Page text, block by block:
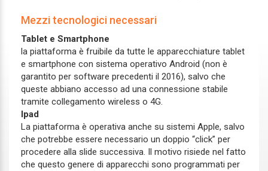
Mezzi tecnologici necessari
Tablet e Smartphone
la piattaforma è fruibile da tutte le apparecchiature tablet
e smartphone con sistema operativo Android (non è
garantito per software precedenti il 2016), salvo che
queste abbiano accesso ad una connessione stabile
tramite collegamento wireless o 4G.
Ipad
La piattaforma è operativa anche su sistemi Apple, salvo
che potrebbe essere necessario un doppio “click” per
procedere alla slide successiva. Il motivo risiede nel fatto
che questo genere di apparecchi sono programmati per